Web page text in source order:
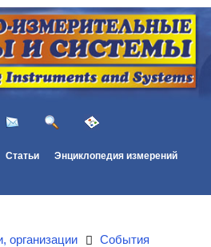
Статьи Энциклопедия измерений
организации
События